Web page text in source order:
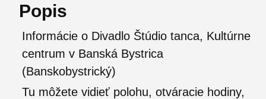
Popis
Informácie o Divadlo Štúdio tanca, Kultúrne
centrum v Banská Bystrica
(Banskobystrický)
Tu môžete vidieť polohu, otváracie hodiny,